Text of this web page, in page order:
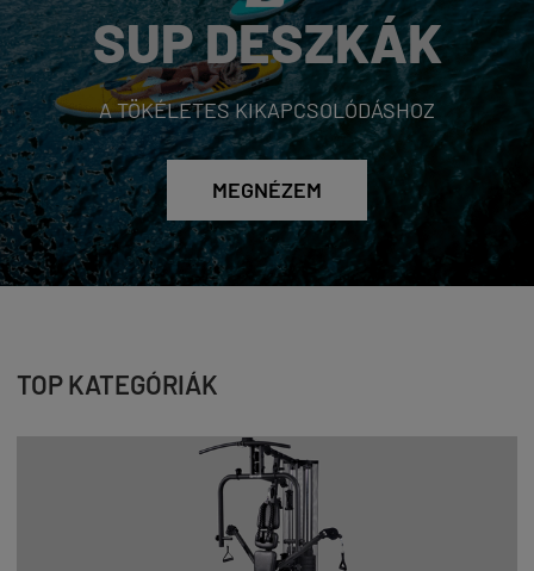
SUP DESZKÁK
A TÖKÉLETES KIKAPCSOLÓDÁSHOZ
MEGNÉZEM
TOP KATEGÓRIÁK